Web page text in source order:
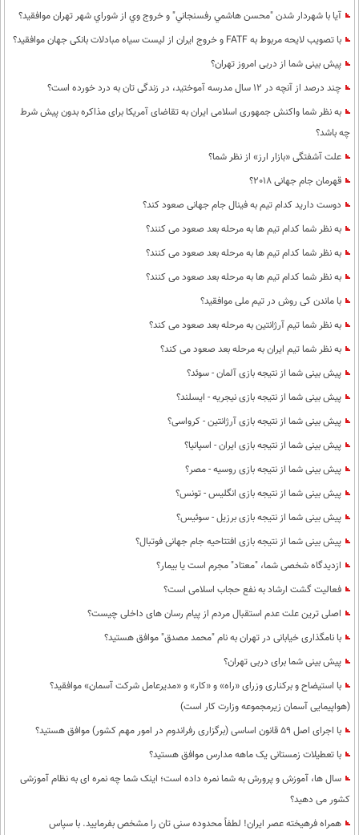
آيا با شهردار شدن "محسن هاشمي رفسنجاني" و خروج وي از شوراي شهر تهران موافقيد؟
با تصویب لایحه مربوط به FATF و خروج ایران از لیست سیاه مبادلات بانکی جهان موافقید؟
پیش بینی شما از دربی امروز تهران؟
چند درصد از آنچه در 12 سال مدرسه آموختید، در زندگی تان به درد خورده است؟
به نظر شما واکنش جمهوری اسلامی ایران به تقاضای آمریکا برای مذاکره بدون پیش شرط
چه باشد؟
علت آشفتگی «بازار ارز» از نظر شما؟
قهرمان جام جهانی 2018؟
دوست دارید کدام تیم به فینال جام جهانی صعود کند؟
به نظر شما کدام تیم ها به مرحله بعد صعود می کنند؟
به نظر شما کدام تیم ها به مرحله بعد صعود می کنند؟
به نظر شما کدام تیم ها به مرحله بعد صعود می کنند؟
با ماندن کی روش در تیم ملی موافقید؟
به نظر شما تیم آرژانتین به مرحله بعد صعود می کند؟
به نظر شما تیم ایران به مرحله بعد صعود می کند؟
پیش بینی شما از نتیجه بازی آلمان - سوئد؟
پیش بینی شما از نتیجه بازی نیجریه - ایسلند؟
پیش بینی شما از نتیجه بازی آرژانتین - کرواسی؟
پیش بینی شما از نتیجه بازی ایران - اسپانیا؟
پیش بینی شما از نتیجه بازی روسیه - مصر؟
پیش بینی شما از نتیجه بازی انگلیس - تونس؟
پیش بینی شما از نتیجه بازی برزیل - سوئیس؟
پیش بینی شما از نتیجه بازی افتتاحیه جام جهانی فوتبال؟
ازدیدگاه شخصی شما، "معتاد" مجرم است یا بیمار؟
فعالیت گشت ارشاد به نفع حجاب اسلامی است؟
اصلی ترین علت عدم استقبال مردم از پیام رسان های داخلی چیست؟
با نامگذاری خیابانی در تهران به نام "محمد مصدق" موافق هستید؟
پیش بینی شما برای دربی تهران؟
با استیضاح و برکناری وزرای «راه» و «کار» و «مدیرعامل شرکت آسمان» موافقید؟
(هواپیمایی آسمان زیرمجموعه وزارت کار است)
با اجرای اصل 59 قانون اساسی (برگزاری رفراندوم در امور مهم کشور) موافق هستید؟
با تعطیلات زمستانی یک ماهه مدارس موافق هستید؟
سال ها، آموزش و پرورش به شما نمره داده است؛ اینک شما چه نمره ای به نظام آموزشی
کشور می دهید؟
همراه فرهیخته عصر ایران! لطفاً محدوده سنی تان را مشخص بفرمایید. با سپاس